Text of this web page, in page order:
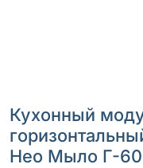
Кухонный
Нео Мыло Г-